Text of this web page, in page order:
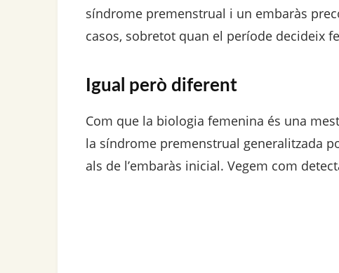
síndrome premenstrual i un embaràs
casos, sobretot quan el període decideix
Igual però diferent
Com que la biologia femenina és una
la síndrome premenstrual generalitzada
als de l’embaràs inicial. Vegem com